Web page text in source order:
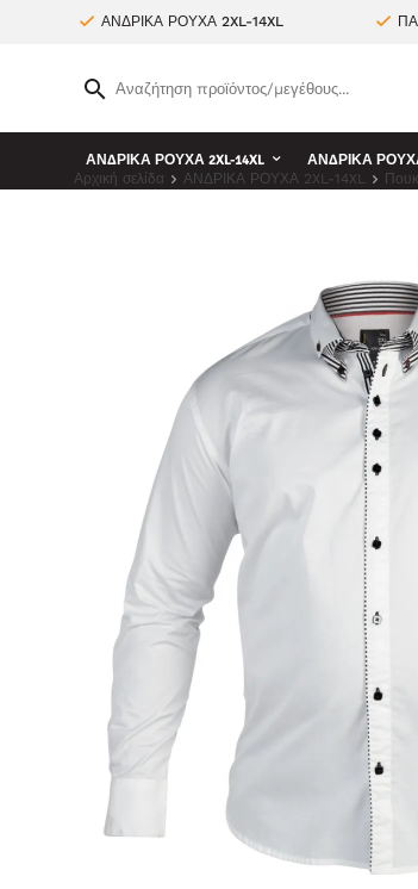
ΑΝΔΡΙΚΑ ΡΟΥΧΑ 2XL-14XL
ΑΝΔΡΙΚΑ ΡΟΥΧΑ 2XL-14XL ΑΝΔΡΙΚΑ ΡΟΥΧΑ
Αρχική σελίδα ΑΝΔΡΙΚΑ ΡΟΥΧΑ 2XL-14XL